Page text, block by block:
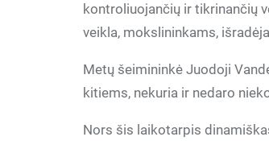
kontroliuojančių ir tikrinančių
veikla, mokslininkams,
Metų šeimininkė Juodoji
kitiems, nekuria ir nedaro
Nors šis laikotarpis